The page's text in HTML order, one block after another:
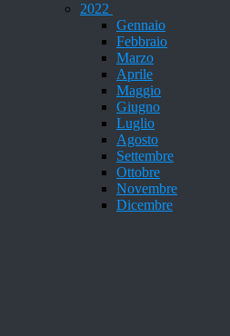
2022
Gennaio
Febbraio
Marzo
Aprile
Maggio
Giugno
Luglio
Agosto
Settembre
Ottobre
Novembre
Dicembre